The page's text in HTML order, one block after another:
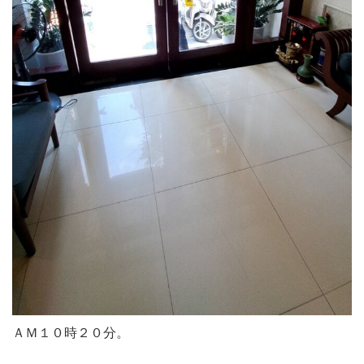
ＡＭ１０時２０分。